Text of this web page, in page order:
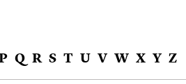
Q R S T U V W X Y Z